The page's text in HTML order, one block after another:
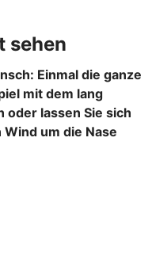
sehen
Einmal die ganze
mit dem lang
oder lassen Sie sich
um die Nase